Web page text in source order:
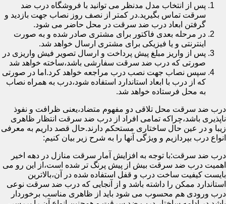
پس از انتخاب مدل مدنظر می توانید با فروشگاه درب ضد
سرقت تماس بگیرید.در کمتر از نصف روز نصاب جهت بازدید و
گرفتن ابعاد درب ضد سرقت در محل حاضر می شود.
در مرحله بعدی فاکتور برای مشتری صادر شده و به صورت
اینترنتی و یا فیزیکی برای مشتری ارسال خواهد شد.
پس از واریز مبلغ پیش پرداخت و ارسال تصویر فیش واریزی در
صورتی که درب ضد سرقت سفارشی باشد،ساخته خواهد شد
سپس نصاب جهت نصب درب مراجعه خواهد کرد.اما در صورتی
که از درب با ابعاد استاندارد استفاده شود،درب به همراه نصاب
به محل فرستاده خواهد شد.
درب ضد سرقت محل تلاقی دو مفهوم متضاد،یعنی ظرافت و نفوذ
ناپذیری باشد،چراکه تمامی افراد از درب ضد سرقت انتظار ظاهری
زیبا و در عین حال ساختاری مستحکم دارند.حال قصد داریم به معرفی
انواع درب بپردازیم و ویژگی آنها را به شرح زیر بیان کنیم:
درب ضد سرقت:با توجه به افزایش آمار سرقت منازل در دهه اخیر
اهمیت درب ضد سرقت بیش از پیش پرنگ تر شده است،از این رو می
بایست کیفیت ساخت درب و قفل استفاده شده در آن،بالاترین
استاندارد ممکن را داشته باشد و از آنجایی که درب ضد سرقت نوعی
درب ورودی هم محسوب می شود باید از ظاهری مناسب برخوردار